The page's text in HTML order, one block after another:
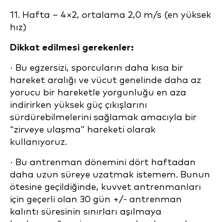
11. Hafta – 4×2, ortalama 2,0 m/s (en yüksek
hız)
Dikkat edilmesi gerekenler:
· Bu egzersizi, sporcuların daha kısa bir
hareket aralığı ve vücut genelinde daha az
yorucu bir hareketle yorgunluğu en aza
indirirken yüksek güç çıkışlarını
sürdürebilmelerini sağlamak amacıyla bir
“zirveye ulaşma” hareketi olarak
kullanıyoruz.
· Bu antrenman dönemini dört haftadan
daha uzun süreye uzatmak istemem. Bunun
ötesine geçildiğinde, kuvvet antrenmanları
için geçerli olan 30 gün +/- antrenman
kalıntı süresinin sınırları aşılmaya